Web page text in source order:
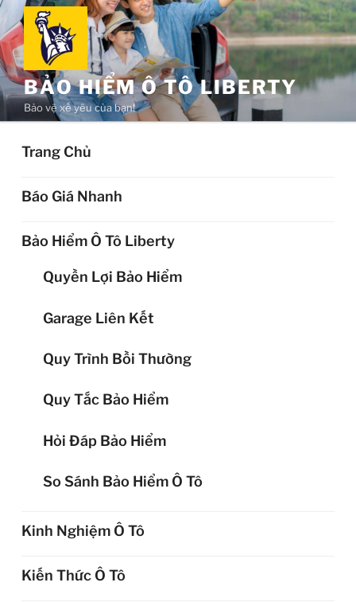
Chuyển
đến
phần
nội
dungBẢO HIỂM Ô TÔ LIBERTY
Bảo vệ xế yêu của bạn!
Trang Chủ
Báo Giá Nhanh
Bảo Hiểm Ô Tô Liberty
Quyền Lợi Bảo Hiểm
Garage Liên Kết
Quy Trình Bồi Thường
Quy Tắc Bảo Hiểm
Hỏi Đáp Bảo Hiểm
So Sánh Bảo Hiểm Ô Tô
Kinh Nghiệm Ô Tô
Kiến Thức Ô Tô